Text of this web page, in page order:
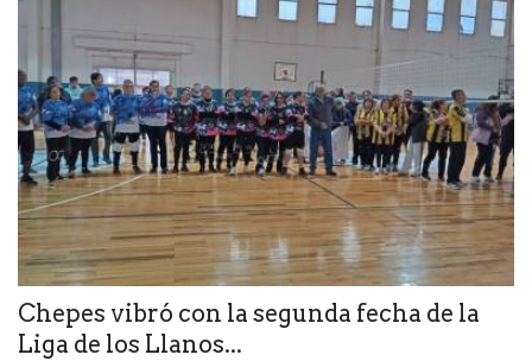
Chepes vibró con la segunda fecha de la
Liga de los Llanos...